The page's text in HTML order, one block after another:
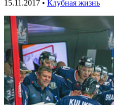
15.11.2017 • Клубная жизнь